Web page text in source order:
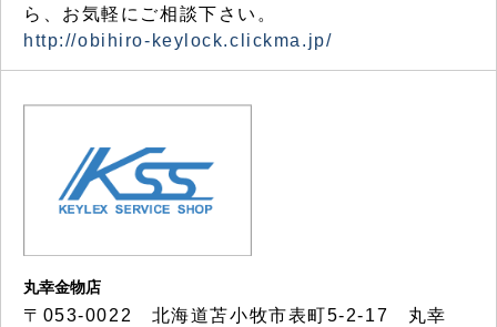
ら、お気軽にご相談下さい。
http://obihiro-keylock.clickma.jp/
丸幸金物店
〒053-0022 北海道苫小牧市表町5-2-17 丸幸